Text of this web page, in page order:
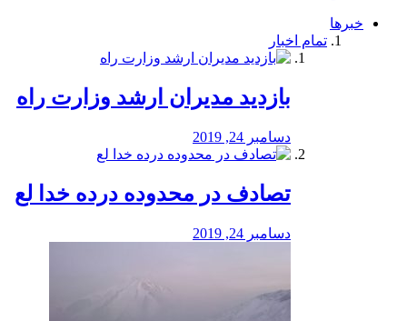
خبرها
تمام اخبار
بازدید مدیران ارشد وزارت راه
دسامبر 24, 2019
تصادف در محدوده درده خدا لع
دسامبر 24, 2019